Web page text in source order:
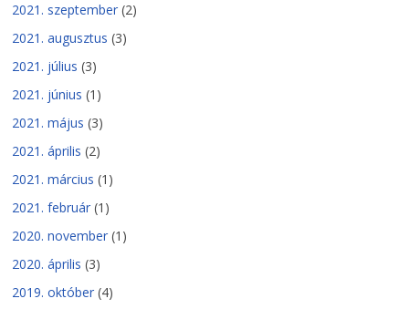
2021. szeptember (2)
2021. augusztus (3)
2021. július (3)
2021. június (1)
2021. május (3)
2021. április (2)
2021. március (1)
2021. február (1)
2020. november (1)
2020. április (3)
2019. október (4)